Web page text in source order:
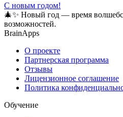
С новым годом!
🎄✨ Новый год — время
возможностей.
BrainApps
О проекте
Партнерская программа
Отзывы
Лицензионное соглашение
Политика
Обучение